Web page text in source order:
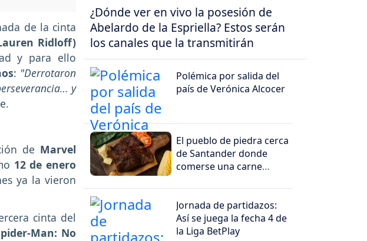
de la cinta
Ridloff)
y para ello
: "Derrotaron
y
de Marvel
12 de enero
ya la vieron
cinta del
Man: No
¿Dónde ver en vivo la posesión de
Abelardo de la Espriella? Estos serán
los canales que la transmitirán
Polémica por salida del
país de Verónica Alcocer
El pueblo de piedra cerca
de Santander donde
comerse una carne
deleite
Jornada de partidazos:
Así se juega la fecha 4 de
la Liga BetPlay